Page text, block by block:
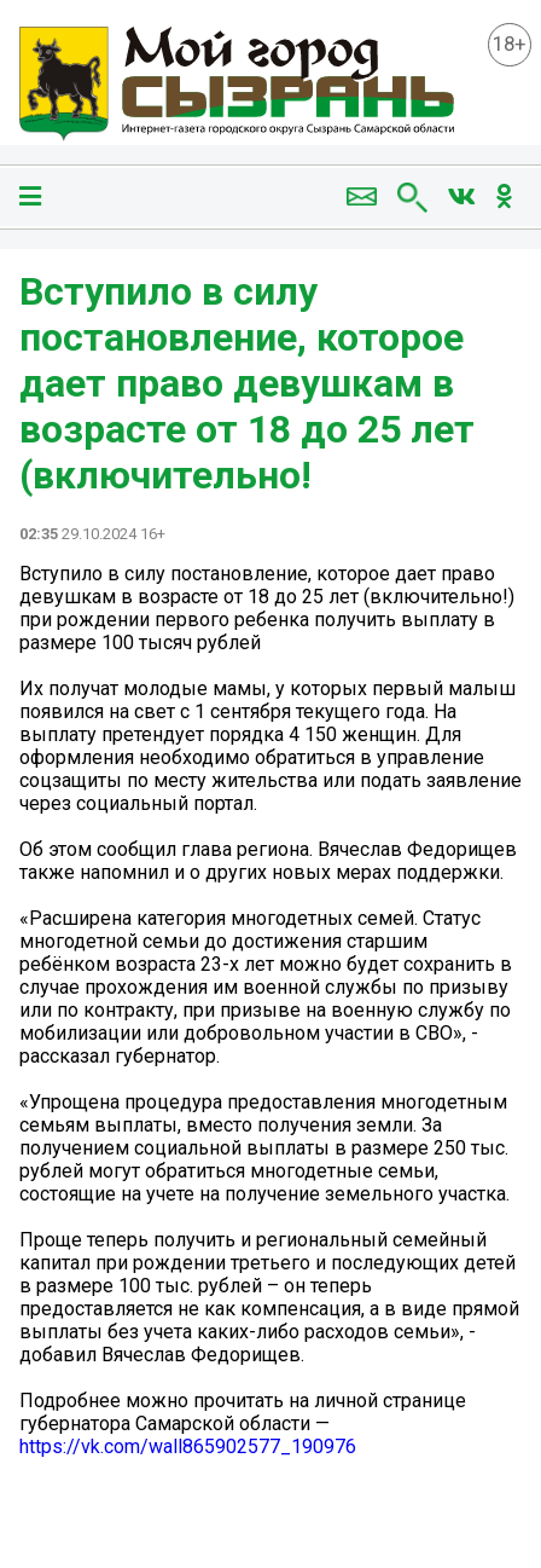
18+
Вступило в силу
постановление, которое
дает право девушкам в
возрасте от 18 до 25 лет
(включительно!
02:35 29.10.2024 16+
Вступило в силу постановление, которое дает право
девушкам в возрасте от 18 до 25 лет (включительно!)
при рождении первого ребенка получить выплату в
размере 100 тысяч рублей
Их получат молодые мамы, у которых первый малыш
появился на свет с 1 сентября текущего года. На
выплату претендует порядка 4 150 женщин. Для
оформления необходимо обратиться в управление
соцзащиты по месту жительства или подать заявление
через социальный портал.
Об этом сообщил глава региона. Вячеслав Федорищев
также напомнил и о других новых мерах поддержки.
«Расширена категория многодетных семей. Статус
многодетной семьи до достижения старшим
ребёнком возраста 23-х лет можно будет сохранить в
случае прохождения им военной службы по призыву
или по контракту, при призыве на военную службу по
мобилизации или добровольном участии в СВО», -
рассказал губернатор.
«Упрощена процедура предоставления многодетным
семьям выплаты, вместо получения земли. За
получением социальной выплаты в размере 250 тыс.
рублей могут обратиться многодетные семьи,
состоящие на учете на получение земельного участка.
Проще теперь получить и региональный семейный
капитал при рождении третьего и последующих детей
в размере 100 тыс. рублей – он теперь
предоставляется не как компенсация, а в виде прямой
выплаты без учета каких-либо расходов семьи», -
добавил Вячеслав Федорищев.
Подробнее можно прочитать на личной странице
губернатора Самарской области —
https://vk.com/wall865902577_190976